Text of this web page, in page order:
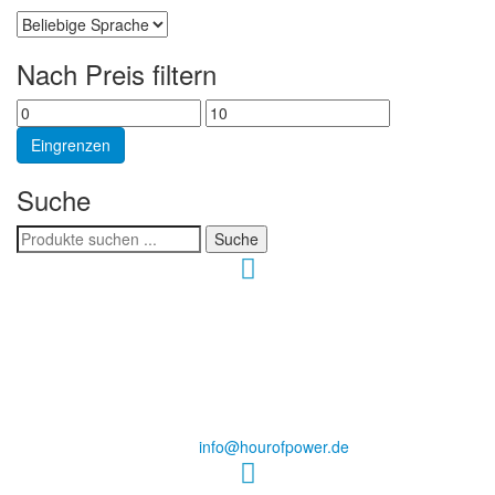
Nach Preis filtern
Min.
Preis
Max.
Preis
Eingrenzen
Suche
Suchen
nach:
Suche
info@hourofpower.de